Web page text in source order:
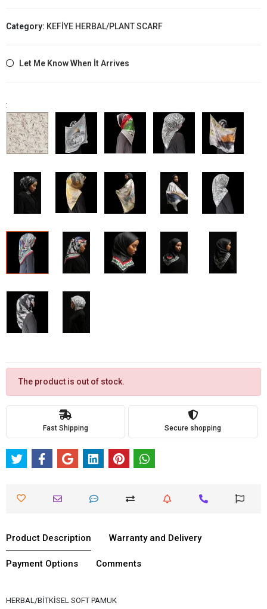
Category: KEFİYE HERBAL/PLANT SCARF
Let Me Know When İt Arrives
:
The product is out of stock.
Fast Shipping Secure shopping
Product Description Warranty and Delivery
Payment Options Comments
HERBAL/BİTKİSEL SOFT PAMUK